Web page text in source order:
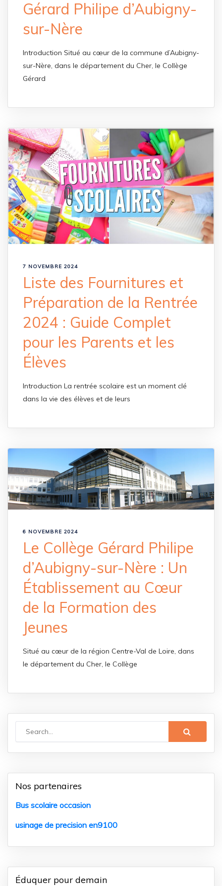
Gérard Philipe d’Aubigny-
sur-Nère
Introduction Situé au cœur de la commune d’Aubigny-
sur-Nère, dans le département du Cher, le Collège
Gérard
7 NOVEMBRE 2024
Liste des Fournitures et
Préparation de la Rentrée
2024 : Guide Complet
pour les Parents et les
Élèves
Introduction La rentrée scolaire est un moment clé
dans la vie des élèves et de leurs
6 NOVEMBRE 2024
Le Collège Gérard Philipe
d’Aubigny-sur-Nère : Un
Établissement au Cœur
de la Formation des
Jeunes
Situé au cœur de la région Centre-Val de Loire, dans
le département du Cher, le Collège
Nos partenaires
Bus scolaire occasion
usinage de precision en9100
Éduquer pour demain